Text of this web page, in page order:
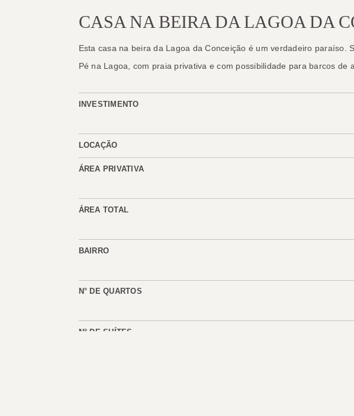
CASA NA BEIRA DA LAGOA DA
Esta casa na beira da Lagoa da Conceição é um verdadeiro
Pé na Lagoa, com praia privativa e com possibilidade para barcos
INVESTIMENTO
LOCAÇÃO
ÁREA PRIVATIVA
ÁREA TOTAL
BAIRRO
N° DE QUARTOS
N° DE SUÍTES